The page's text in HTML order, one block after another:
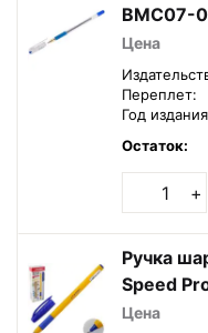
BMC07-
Цена
Переплет:
Год
Остаток:
+
Ручка шар
Speed
5073841
Цена